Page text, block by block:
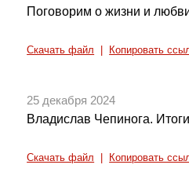
Поговорим о жизни и
Скачать файл Копировать
25 декабря 2024
Владислав Чепинога.
Скачать файл Копировать